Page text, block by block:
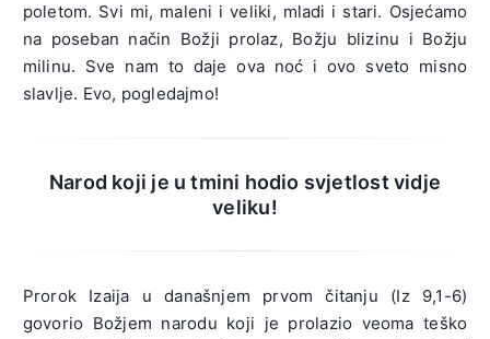
poletom. Svi mi, maleni i veliki, mladi i stari. Osjećamo
na poseban način Božji prolaz, Božju blizinu i Božju
milinu. Sve nam to daje ova noć i ovo sveto misno
slavlje. Evo, pogledajmo!
Narod koji je u tmini hodio svjetlost vidje
veliku!
Prorok Izaija u današnjem prvom čitanju (Iz 9,1-6)
govorio Božjem narodu koji je prolazio veoma teško